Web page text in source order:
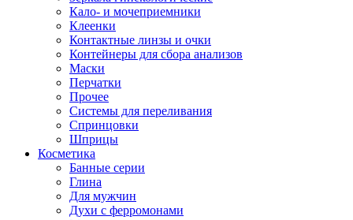
Кало- и мочеприемники
Клеенки
Контактные линзы и очки
Контейнеры для сбора анализов
Маски
Перчатки
Прочее
Системы для переливания
Спринцовки
Шприцы
Косметика
Банные серии
Глина
Для мужчин
Духи с ферромонами